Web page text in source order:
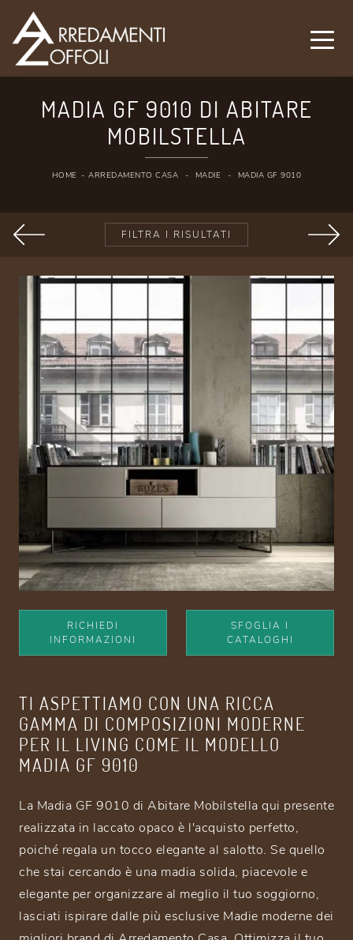
MADIA GF 9010 DI ABITARE
MOBILSTELLA
HOME - ARREDAMENTO CASA - MADIE - MADIA GF 9010
FILTRA I RISULTATI
RICHIEDI
INFORMAZIONI
SFOGLIA I
CATALOGHI
TI ASPETTIAMO CON UNA RICCA
GAMMA DI COMPOSIZIONI MODERNE
PER IL LIVING COME IL MODELLO
MADIA GF 9010
La Madia GF 9010 di Abitare Mobilstella qui presente
realizzata in laccato opaco è l'acquisto perfetto,
poiché regala un tocco elegante al salotto. Se quello
che stai cercando è una madia solida, piacevole e
elegante per organizzare al meglio il tuo soggiorno,
lasciati ispirare dalle più esclusive Madie moderne dei